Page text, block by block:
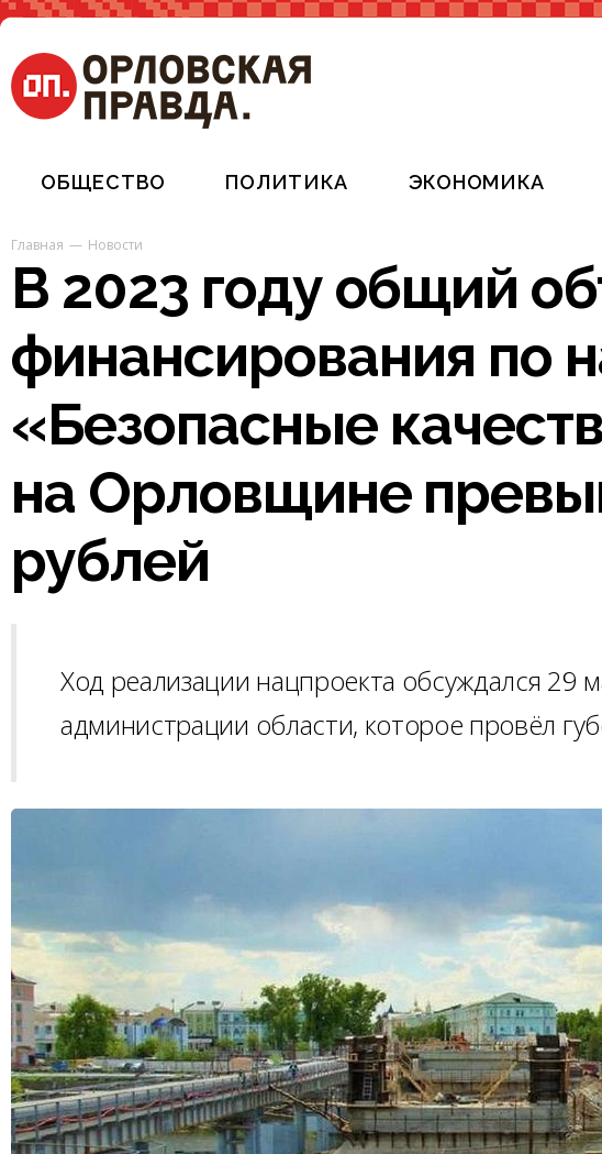
ОБЩЕСТВО ПОЛИТИКА ЭКОНОМИКА
Главная Новости
В 2023 году общий
финансирования по
«Безопасные
на Орловщине
рублей
Ход реализации нацпроекта обсуждался 29
администрации области, которое провёл